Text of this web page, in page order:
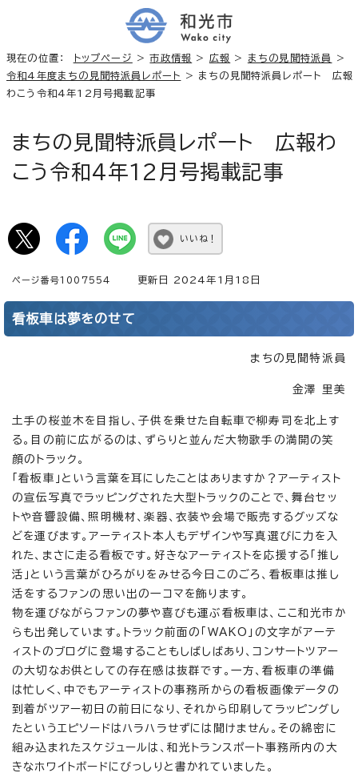
現在の位置： トップページ >市政情報 > 広報 > まちの見聞特派員
>
令和4年度まちの見聞特派員レポート
> まちの見聞特派員レポート 広報
わこう令和4年12月号掲載記事
まちの見聞特派員レポート 広報わ
こう令和4年12月号掲載記事
いいね！
ページ番号1007554 更新日 2024年1月18日
看板車は夢をのせて
まちの見聞特派員
金澤 里美
土手の桜並木を目指し、子供を乗せた自転車で柳寿司を北上す
る。目の前に広がるのは、ずらりと並んだ大物歌手の満開の笑
顔のトラック。
「看板車」という言葉を耳にしたことはありますか？アーティスト
の宣伝写真でラッピングされた大型トラックのことで、舞台セッ
トや音響設備、照明機材、楽器、衣装や会場で販売するグッズな
どを運びます。アーティスト本人もデザインや写真選びに力を入
れた、まさに走る看板です。好きなアーティストを応援する「推し
活」という言葉がひろがりをみせる今日このごろ、看板車は推し
活をするファンの思い出の一コマを飾ります。
物を運びながらファンの夢や喜びも運ぶ看板車は、ここ和光市か
らも出発しています。トラック前面の「WAKO」の文字がアーテ
ィストのブログに登場することもしばしばあり、コンサートツアー
の大切なお供としての存在感は抜群です。一方、看板車の準備
は忙しく、中でもアーティストの事務所からの看板画像データの
到着がツアー初日の前日になり、それから印刷してラッピングし
たというエピソードはハラハラせずには聞けません。その綿密に
組み込まれたスケジュールは、和光トランスポート事務所内の大
きなホワイトボードにびっしりと書かれていました。